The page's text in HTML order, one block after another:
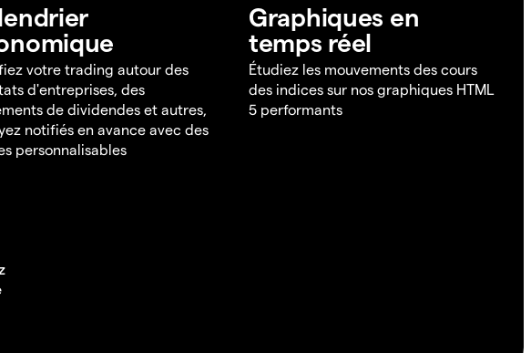
votre trading autour des
d'entreprises, des
de dividendes et autres,
notifiés en avance avec des
personnalisables
Graphiques en
temps réel
Étudiez les mouvements des cours
des indices sur nos graphiques HTML
5 performants